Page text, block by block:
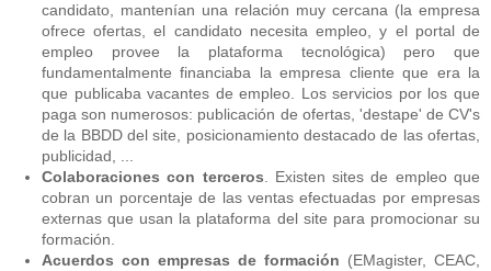
candidato, mantenían una relación muy cercana (la empresa
ofrece ofertas, el candidato necesita empleo, y el portal de
empleo provee la plataforma tecnológica) pero que
fundamentalmente financiaba la empresa cliente que era la
que publicaba vacantes de empleo. Los servicios por los que
paga son numerosos: publicación de ofertas, 'destape' de CV's
de la BBDD del site, posicionamiento destacado de las ofertas,
publicidad, ...
Colaboraciones con terceros. Existen sites de empleo que
cobran un porcentaje de las ventas efectuadas por empresas
externas que usan la plataforma del site para promocionar su
formación.
Acuerdos con empresas de formación (EMagister, CEAC,